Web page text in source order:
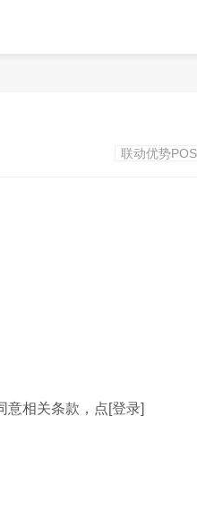
联动优势
意相关条款，点[登录]